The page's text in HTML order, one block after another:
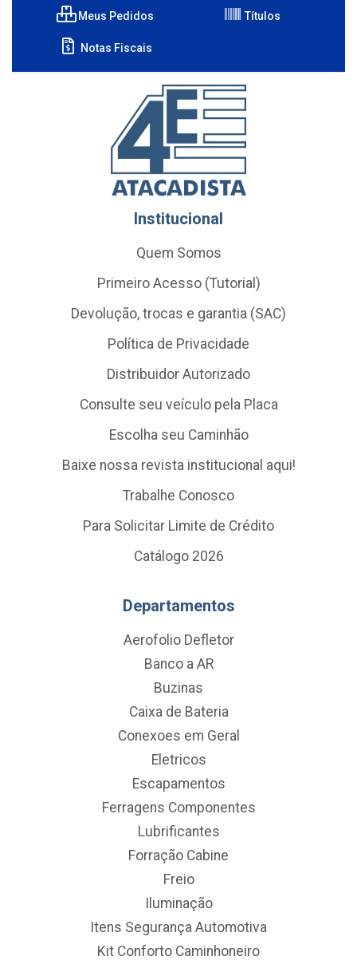
Meus Pedidos Títulos
Notas Fiscais
Institucional
Quem Somos
Primeiro Acesso (Tutorial)
Devolução, trocas e garantia (SAC)
Política de Privacidade
Distribuidor Autorizado
Consulte seu veículo pela Placa
Escolha seu Caminhão
Baixe nossa revista institucional aqui!
Trabalhe Conosco
Para Solicitar Limite de Crédito
Catálogo 2026
Departamentos
Aerofolio Defletor
Banco a AR
Buzinas
Caixa de Bateria
Conexoes em Geral
Eletricos
Escapamentos
Ferragens Componentes
Lubrificantes
Forração Cabine
Freio
Iluminação
Itens Segurança Automotiva
Kit Conforto Caminhoneiro